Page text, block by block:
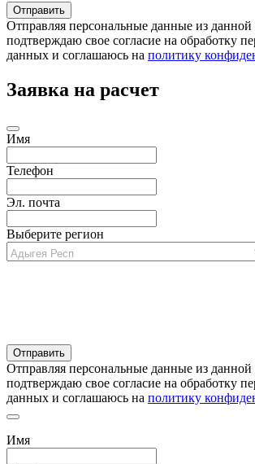
Отправляя персональные данные из
подтверждаю свое согласие на обработку
данных и соглашаюсь на политику
Заявка на расчет
Имя
Телефон
Эл. почта
Выберите регион
Отправляя персональные данные из
подтверждаю свое согласие на обработку
данных и соглашаюсь на политику
Имя